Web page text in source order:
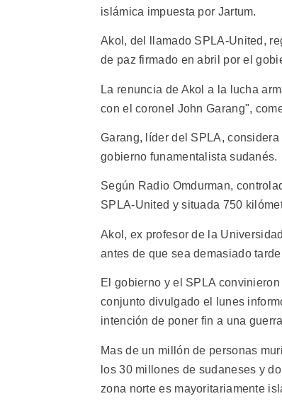
islámica impuesta por Jartum.
Akol, del llamado SPLA-United,
de paz firmado en abril por el
La renuncia de Akol a la lucha
con el coronel John Garang",
Garang, líder del SPLA,
gobierno funamentalista sudanés.
Según Radio Omdurman,
SPLA-United y situada 750
Akol, ex profesor de la
antes de que sea demasiado
El gobierno y el SPLA
conjunto divulgado el lunes
intención de poner fin a una
Mas de un millón de personas
los 30 millones de sudaneses y
zona norte es mayoritariamente